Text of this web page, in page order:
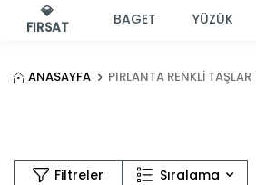
💎
FIRSAT
BAGET YÜZÜK
ANASAYFA PIRLANTA RENKLI TAŞLAR
Filtreler Sıralama